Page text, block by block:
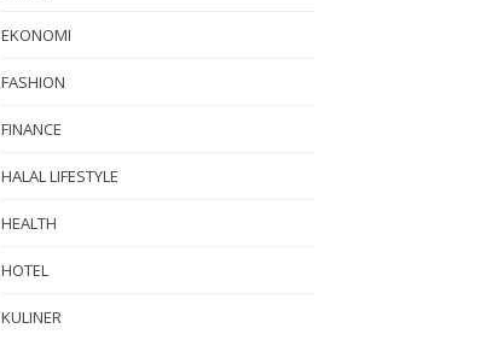
EKONOMI
FASHION
FINANCE
HALAL LIFESTYLE
HEALTH
HOTEL
KULINER